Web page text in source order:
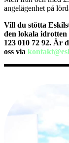
angelägenhet på
Vill du stötta
den lokala
123 010 72 92. Är
oss via